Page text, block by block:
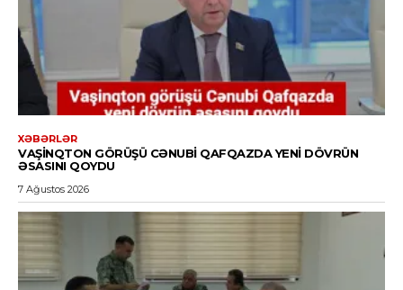
XƏBƏRLƏR
VAŞINQTON GÖRÜŞÜ CƏNUBI QAFQAZDA YENI DÖVRÜN
ƏSASINI QOYDU
7 Ağustos 2026